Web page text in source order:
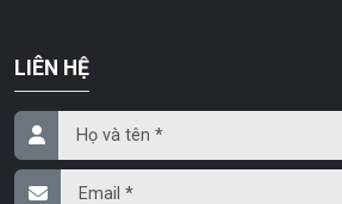
LIÊN HỆ